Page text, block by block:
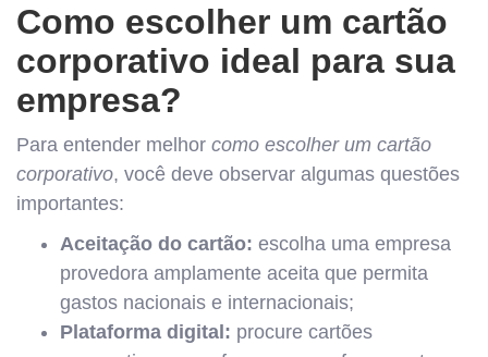
Como escolher um cartão
corporativo ideal para sua
empresa?
Para entender melhor como escolher um cartão
corporativo, você deve observar algumas questões
importantes:
Aceitação do cartão: escolha uma empresa
provedora amplamente aceita que permita
gastos nacionais e internacionais;
Plataforma digital: procure cartões